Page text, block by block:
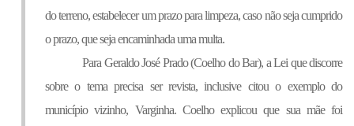
do terreno, estabelecer um prazo para limpeza, caso não seja cumprido
o prazo, que seja encaminhada uma multa.
Para Geraldo José Prado (Coelho do Bar), a Lei que discorre
sobre o tema precisa ser revista, inclusive citou o exemplo do
município vizinho, Varginha. Coelho explicou que sua mãe foi